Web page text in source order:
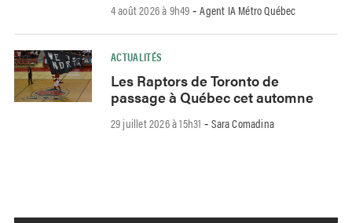
4 août 2026 à 9h49 -Agent IA Métro Québec
ACTUALITÉS
Les Raptors de Toronto de
passage à Québec cet automne
29 juillet 2026 à 15h31 -Sara Comadina